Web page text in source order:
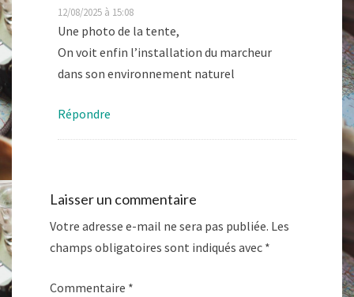
12/08/2025 à 15:08
Une photo de la tente,
On voit enfin l’installation du marcheur
dans son environnement naturel
Répondre
Laisser un commentaire
Votre adresse e-mail ne sera pas publiée. Les
champs obligatoires sont indiqués avec *
Commentaire *